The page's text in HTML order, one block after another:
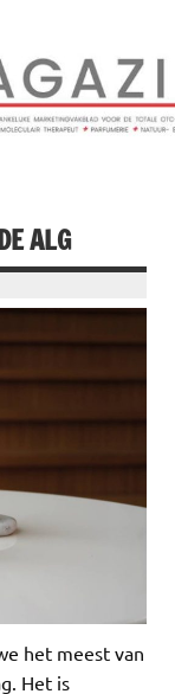
ALG
het meest van
Het is